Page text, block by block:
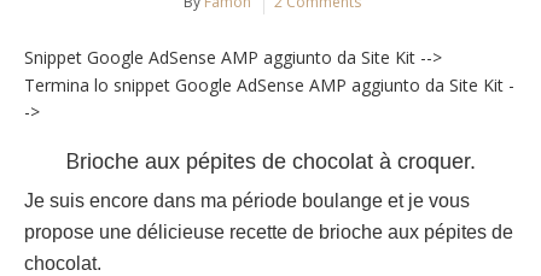
Snippet Google AdSense AMP aggiunto da Site Kit -->
Termina lo snippet Google AdSense AMP aggiunto da Site Kit -
->
Brioche aux pépites de chocolat à croquer.
Je suis encore dans ma période boulange et je vous
propose une délicieuse recette de brioche aux pépites de
chocolat.